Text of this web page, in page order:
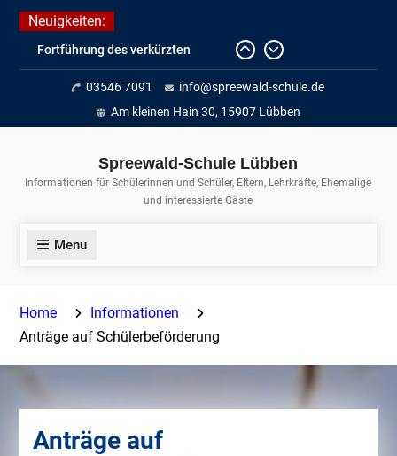
Skip
content
Neuigkeiten:
Fortführung des verkürzten
Unterrichts aufgrund der hohen
Temperaturen (22.06. bis
voraussichtlich zum 26.06.2026)
Journalismus hautnah
Insellauf 2026
03546 7091
info@spreewald-schule.de
Am kleinen Hain 30, 15907 Lübben
Spreewald-Schule Lübben
Informationen für Schülerinnen und Schüler, Eltern, Lehrkräfte, Ehemalige
und interessierte Gäste
Menu
Home
Informationen
Anträge auf Schülerbeförderung
Anträge auf